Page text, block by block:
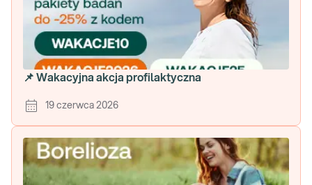
📌 Wakacyjna akcja profilaktyczna
19 czerwca 2026